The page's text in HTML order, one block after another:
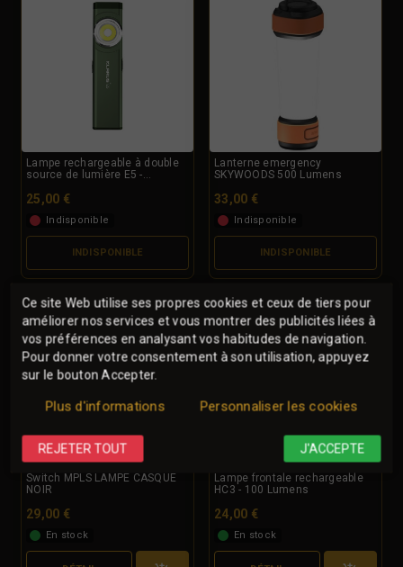
Lampe rechargeable à double
source de lumière E5 -...
25,00 €
Indisponible
INDISPONIBLE
Lanterne emergency
SKYWOODS 500 Lumens
33,00 €
Indisponible
INDISPONIBLE
Switch MPLS LAMPE CASQUE
NOIR
29,00 €
En stock
Lampe frontale rechargeable
HC3 - 100 Lumens
24,00 €
En stock
Ce site Web utilise ses propres cookies et ceux de tiers pour
améliorer nos services et vous montrer des publicités liées à
vos préférences en analysant vos habitudes de navigation.
Pour donner votre consentement à son utilisation, appuyez
sur le bouton Accepter.
Plus d'informations Personnaliser les cookies
REJETER TOUT J'ACCEPTE